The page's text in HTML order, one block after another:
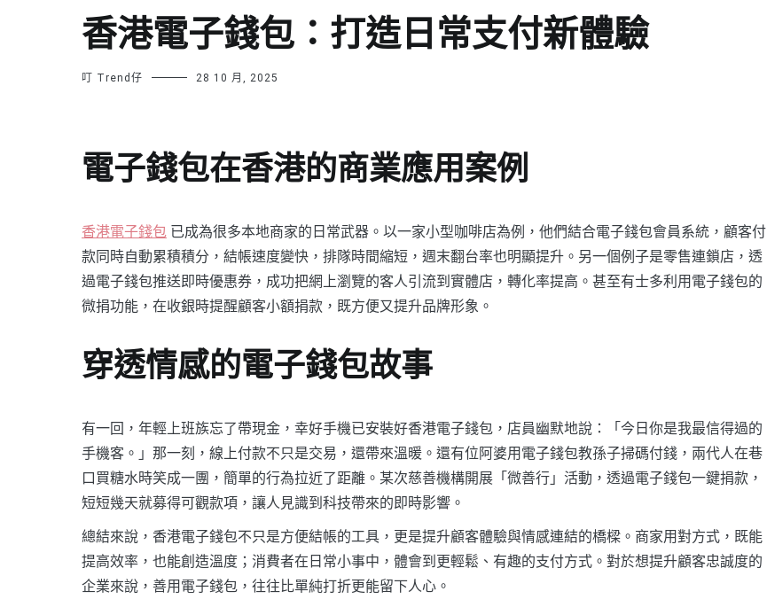
香港電子錢包：打造日常支付新體驗
叮 Trend仔 28 10 月, 2025
電子錢包在香港的商業應用案例
香港電子錢包 已成為很多本地商家的日常武器。以一家小型咖啡店為例，他們結合電子錢包會員系統，顧客付
款同時自動累積積分，結帳速度變快，排隊時間縮短，週末翻台率也明顯提升。另一個例子是零售連鎖店，透
過電子錢包推送即時優惠券，成功把網上瀏覽的客人引流到實體店，轉化率提高。甚至有士多利用電子錢包的
微捐功能，在收銀時提醒顧客小額捐款，既方便又提升品牌形象。
穿透情感的電子錢包故事
有一回，年輕上班族忘了帶現金，幸好手機已安裝好香港電子錢包，店員幽默地說：「今日你是我最信得過的
手機客。」那一刻，線上付款不只是交易，還帶來溫暖。還有位阿婆用電子錢包教孫子掃碼付錢，兩代人在巷
口買糖水時笑成一團，簡單的行為拉近了距離。某次慈善機構開展「微善行」活動，透過電子錢包一鍵捐款，
短短幾天就募得可觀款項，讓人見識到科技帶來的即時影響。
總結來說，香港電子錢包不只是方便結帳的工具，更是提升顧客體驗與情感連結的橋樑。商家用對方式，既能
提高效率，也能創造溫度；消費者在日常小事中，體會到更輕鬆、有趣的支付方式。對於想提升顧客忠誠度的
企業來說，善用電子錢包，往往比單純打折更能留下人心。